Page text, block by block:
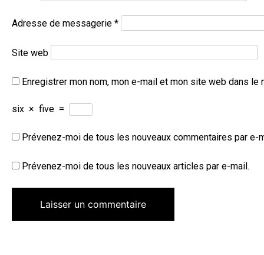
Adresse de messagerie *
Site web
Enregistrer mon nom, mon e-mail et mon site web dans le
six × five =
Prévenez-moi de tous les nouveaux commentaires par e-
Prévenez-moi de tous les nouveaux articles par e-mail.